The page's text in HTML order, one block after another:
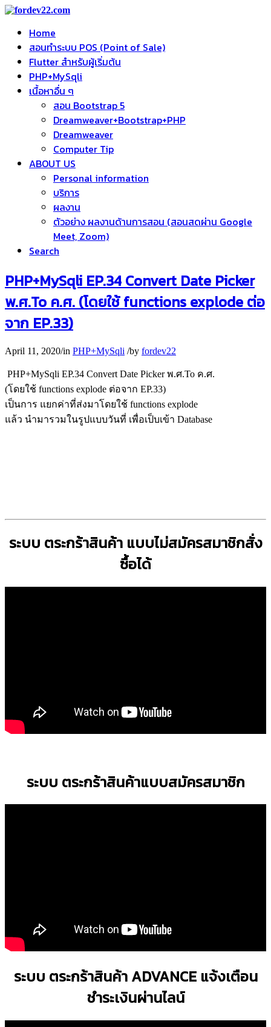
Home
สอนทำระบบ POS (Point of Sale)
Flutter สำหรับผู้เริ่มต้น
PHP+MySqli
เนื้อหาอื่น ๆ
สอน Bootstrap 5
Dreamweaver+Bootstrap+PHP
Dreamweaver
Computer Tip
ABOUT US
Personal information
บริการ
ผลงาน
ตัวอย่าง ผลงานด้านการสอน (สอนสดผ่าน Google
Meet, Zoom)
Search
PHP+MySqli EP.34 Convert Date Picker
พ.ศ.To ค.ศ. (โดยใช้ functions explode ต่อ
จาก EP.33)
April 11, 2020/in PHP+MySqli /by fordev22
PHP+MySqli EP.34 Convert Date Picker พ.ศ.To ค.ศ.
(โดยใช้ functions explode ต่อจาก EP.33)
เป็นการ แยกค่าที่ส่งมาโดยใช้ functions explode
แล้ว นำมารวมในรูปแบบวันที่ เพื่อเป็บเข้า Database
ระบบ ตระกร้าสินค้า แบบไม่สมัครสมาชิกสั่ง
ซื้อได้
ระบบ ตระกร้าสินค้าแบบสมัครสมาชิก
ระบบ ตระกร้าสินค้า ADVANCE แจ้งเตือน
ชำระเงินผ่านไลน์